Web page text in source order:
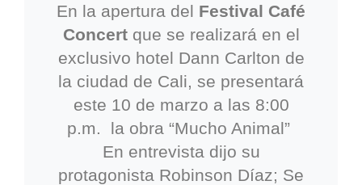
En la apertura del Festival Café
Concertque se realizará en el
exclusivo hotel Dann Carlton de
la ciudad de Cali, se presentará
este 10 de marzo a las 8:00
p.m. la obra “Mucho Animal”
En entrevista dijo su
protagonista Robinson Díaz; Se